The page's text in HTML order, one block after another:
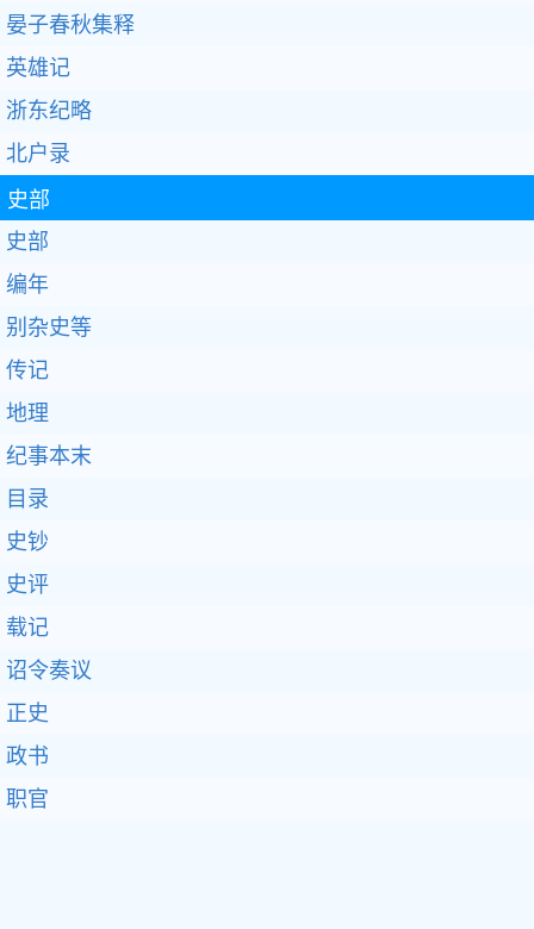
晏子春秋集释
英雄记
浙东纪略
北户录
史部
史部
编年
别杂史等
传记
地理
纪事本末
目录
史钞
史评
载记
诏令奏议
正史
政书
职官